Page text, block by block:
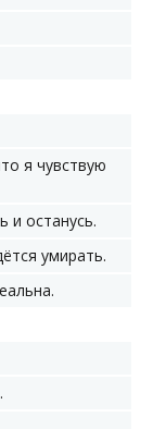
я чувствую
и останусь.
умирать.